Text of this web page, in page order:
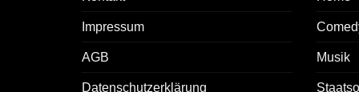
Impressum
AGB
Datenschutzerklärung
Musik